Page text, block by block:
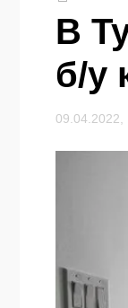
В
б/у
09.04.2022,